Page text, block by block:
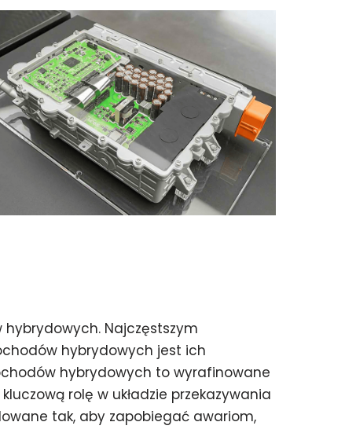
Najczęstszym
hybrydowych jest ich
hybrydowych to wyrafinowane
rolę w układzie przekazywania
tak, aby zapobiegać awariom,